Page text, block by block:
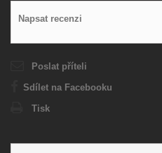
Napsat recenzi
Poslat příteli
Sdílet na Facebooku
Tisk